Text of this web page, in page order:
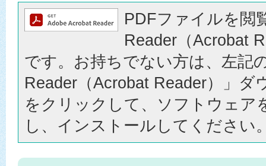
PDFファイルを閲
Reader（Acrobat
です。お持ちでない方は、左記
Reader（Acrobat Reader）」ダ
をクリックして、ソフトウェア
し、インストールしてください